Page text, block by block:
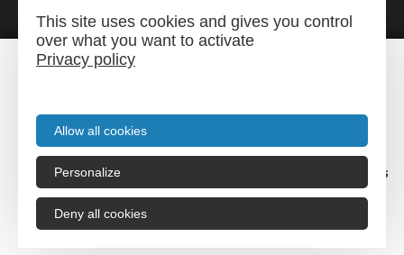
Menu Recherche Infos pratiques
This site uses cookies and gives you control
over what you want to activate
Privacy policy
Allow all cookies
Personalize
Deny all cookies